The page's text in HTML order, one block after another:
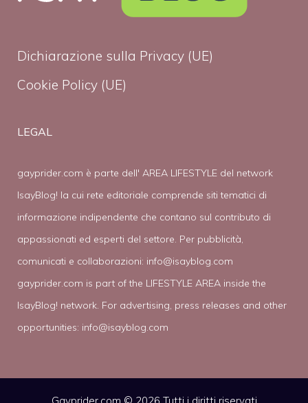
Dichiarazione sulla Privacy (UE)
Cookie Policy (UE)
LEGAL
gayprider.com è parte dell' AREA LIFESTYLE del network
IsayBlog! la cui rete editoriale comprende siti tematici di
informazione indipendente che contano sul contributo di
appassionati ed esperti del settore. Per pubblicità,
comunicati e collaborazioni: info@isayblog.com
gayprider.com is part of the LIFESTYLE AREA inside the
IsayBlog! network. For advertising, press releases and other
opportunities: info@isayblog.com
Gayprider.com © 2026 Tutti i diritti riservati